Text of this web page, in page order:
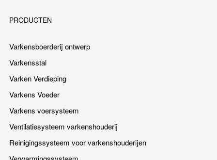
PRODUCTEN
Varkensboerderij ontwerp
Varkensstal
Varken Verdieping
Varkens Voeder
Varkens voersysteem
Ventilatiesysteem varkenshouderij
Reinigingssysteem voor varkenshouderijen